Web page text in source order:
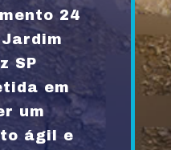
24
SP
em
um
ágil e